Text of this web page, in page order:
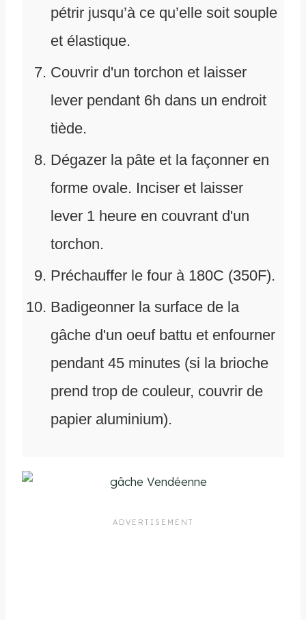
pétrir jusqu’à ce qu’elle soit souple
et élastique.
Couvrir d'un torchon et laisser
lever pendant 6h dans un endroit
tiède.
Dégazer la pâte et la façonner en
forme ovale. Inciser et laisser
lever 1 heure en couvrant d'un
torchon.
Préchauffer le four à 180C (350F).
Badigeonner la surface de la
gâche d'un oeuf battu et enfourner
pendant 45 minutes (si la brioche
prend trop de couleur, couvrir de
papier aluminium).